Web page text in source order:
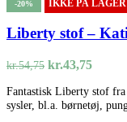
-20% IKKE PÅ LAGER
Liberty stof –
kr.54,75 Den
pris
var:
kr.43,75Den
pris
er:
Fantastisk Liberty stof
sysler, bl.a. børnetøj,